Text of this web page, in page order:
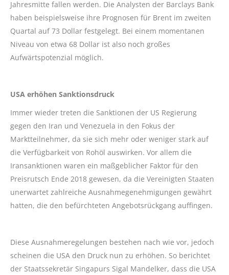
Jahresmitte fallen werden. Die Analysten der Barclays Bank
haben beispielsweise ihre Prognosen für Brent im zweiten
Quartal auf 73 Dollar festgelegt. Bei einem momentanen
Niveau von etwa 68 Dollar ist also noch großes
Aufwärtspotenzial möglich.
USA erhöhen Sanktionsdruck
Immer wieder treten die Sanktionen der US Regierung
gegen den Iran und Venezuela in den Fokus der
Marktteilnehmer, da sie sich mehr oder weniger stark auf
die Verfügbarkeit von Rohöl auswirken. Vor allem die
Iransanktionen waren ein maßgeblicher Faktor für den
Preisrutsch Ende 2018 gewesen, da die Vereinigten Staaten
unerwartet zahlreiche Ausnahmegenehmigungen gewährt
hatten, die den befürchteten Angebotsrückgang auffingen.
Diese Ausnahmeregelungen bestehen nach wie vor, jedoch
scheinen die USA den Druck nun zu erhöhen. So berichtet
der Staatssekretär Singapurs Sigal Mandelker, dass die USA